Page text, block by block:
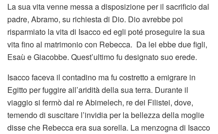
La sua vita venne messa a disposizione per il sacrificio dal
padre, Abramo, su richiesta di Dio. Dio avrebbe poi
risparmiato la vita di Isacco ed egli poté proseguire la sua
vita fino al matrimonio con Rebecca. Da lei ebbe due figli,
Esaù e Giacobbe. Quest’ultimo fu designato suo erede.
Isacco faceva il contadino ma fu costretto a emigrare in
Egitto per fuggire all’aridità della sua terra. Durante il
viaggio si fermò dal re Abimelech, re dei Filistei, dove,
temendo di suscitare l’invidia per la bellezza della moglie
disse che Rebecca era sua sorella. La menzogna di Isacco